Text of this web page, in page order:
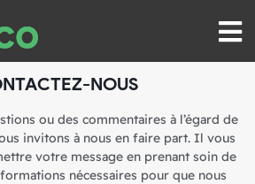
NOUS
ou des commentaires à l’égard de
invitons à nous en faire part. Il vous
votre message en prenant soin de
nécessaires pour que nous